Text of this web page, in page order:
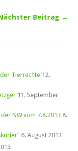
Beitrag →
Tierrechte 12.
11. September
NW vom 7.8.2013 8.
6. August 2013